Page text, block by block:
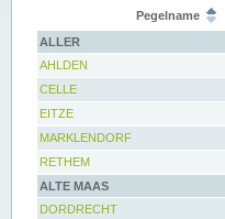
Pegelname
ALLER
AHLDEN
CELLE
EITZE
MARKLENDORF
RETHEM
ALTE MAAS
DORDRECHT